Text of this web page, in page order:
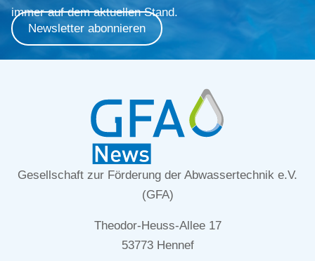
immer auf dem aktuellen Stand.
Newsletter abonnieren
Gesellschaft zur Förderung der Abwassertechnik e.V.
(GFA)
Theodor-Heuss-Allee 17
53773 Hennef